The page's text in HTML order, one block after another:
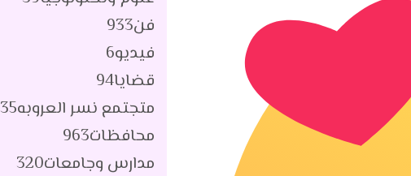
فن933
فيديو6
قضايا94
متجتمع نسر العروبه35
محافظات963
مدارس وجامعات320